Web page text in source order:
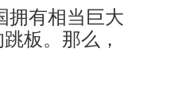
有相当巨大
板。那么，